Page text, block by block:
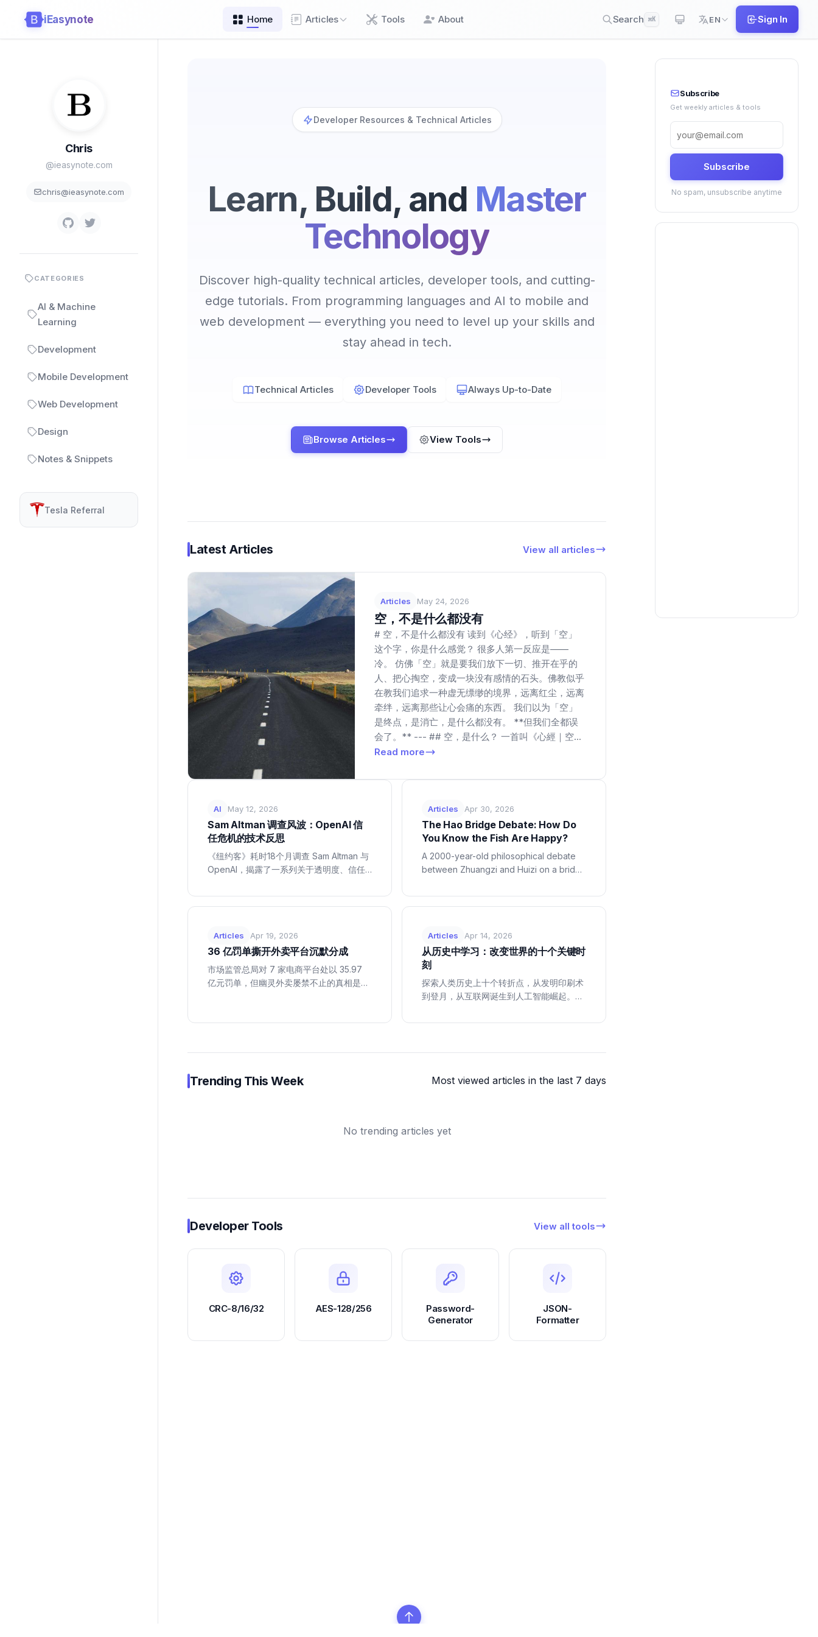
iEasynote Home Articles Tools About Search ⌘K EN Sign In
Chris
@ieasynote.com
chris@ieasynote.com
CATEGORIES
AI & Machine
Learning
Development
Mobile Development
Web Development
Design
Notes & Snippets
Tesla Referral
Developer Resources & Technical Articles
Learn, Build, and Master
Technology
Discover high-quality technical articles, developer tools, and cutting-
edge tutorials. From programming languages and AI to mobile and
web development — everything you need to level up your skills and
stay ahead in tech.
Technical Articles Developer Tools Always Up-to-Date
Browse Articles View Tools
Latest Articles View all articles
Articles May 24, 2026
空，不是什么都没有
# 空，不是什么都没有 读到《心经》，听到「空」
这个字，你是什么感觉？ 很多人第一反应是——
冷。 仿佛「空」就是要我们放下一切、推开在乎的
人、把心掏空，变成一块没有感情的石头。佛教似乎
在教我们追求一种虚无缥缈的境界，远离红尘，远离
牵绊，远离那些让心会痛的东西。 我们以为「空」
是终点，是消亡，是什么都没有。 **但我们全都误
会了。** --- ## 空，是什么？ 一首叫《心經｜空...
Read more
AI May 12, 2026
Sam Altman 调查风波：OpenAI 信
任危机的技术反思
《纽约客》耗时18个月调查 Sam Altman 与
OpenAI，揭露了一系列关于透明度、信任
角分析这场信任危机对 AI 行业的深远影
响。...
Articles Apr 30, 2026
The Hao Bridge Debate: How Do
You Know the Fish Are Happy?
A 2000-year-old philosophical debate
between Zhuangzi and Huizi on a bridge
Articles Apr 19, 2026
36 亿罚单撕开外卖平台沉默分成
市场监管总局对 7 家电商平台处以 35.97
亿元罚单，但幽灵外卖屡禁不止的真相是：
Articles Apr 14, 2026
从历史中学习：改变世界的十个关键时
刻
探索人类历史上十个转折点，从发明印刷术
到登月，从互联网诞生到人工智能崛起。理
及我们能从中学到什么。...
Trending This Week Most viewed articles in the last 7 days
No trending articles yet
Developer Tools View all tools
CRC-8/16/32 AES-128/256
Password-
Generator
JSON-
Formatter
Subscribe
Get weekly articles & tools
Subscribe
No spam, unsubscribe anytime